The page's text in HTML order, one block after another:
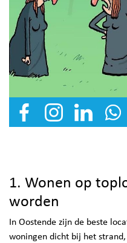
1. Wonen op
worden
In Oostende zijn de beste
woningen dicht bij het